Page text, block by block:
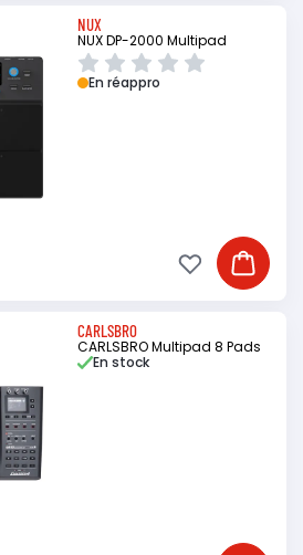
NUX
NUX DP-2000 Multipad
En réappro
Ajouter
Ajouter à ma
CARLSBRO
CARLSBRO Multipad 8 Pads
En stock